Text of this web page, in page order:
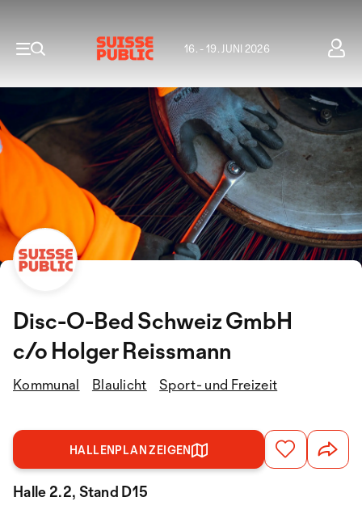
16. - 19. JUNI 2026
Disc-O-Bed Schweiz GmbH
c/o Holger Reissmann
Kommunal Blaulicht Sport- und Freizeit
HALLENPLAN ZEIGEN
Halle 2.2, Stand D15